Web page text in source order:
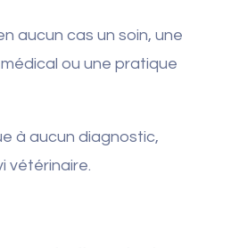
aucun cas un soin, une
ou une pratique
à aucun diagnostic,
vétérinaire.